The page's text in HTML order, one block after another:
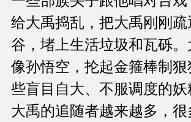
给大禹捣乱，把大禹刚刚
谷，堵上生活垃圾和瓦砾
像孙悟空，抡起金箍棒制
些盲目自大、不服调度的妖
大禹的追随者越来越多，